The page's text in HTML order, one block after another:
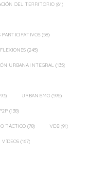
DEL TERRITORIO (61)
PARTICIPATIVOS (58)
(245)
URBANA INTEGRAL (135)
URBANISMO (596)
(138)
TÁCTICO (78) VDB (91)
VÍDEOS (167)